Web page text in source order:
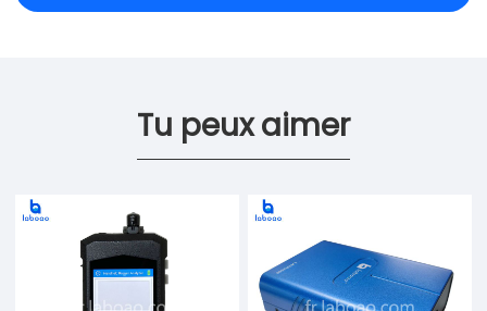
Tu peux aimer